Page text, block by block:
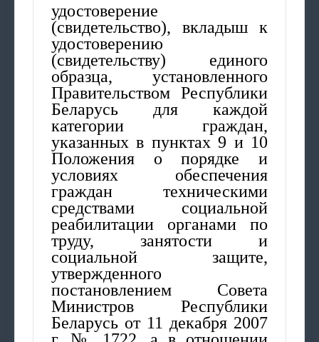
удостоверение
(свидетельство), вкладыш к
удостоверению
(свидетельству) единого
образца, установленного
Правительством Республики
Беларусь для каждой
категории граждан,
указанных в пунктах 9 и 10
Положения о порядке и
условиях обеспечения
граждан техническими
средствами социальной
реабилитации органами по
труду, занятости и
социальной защите,
утвержденного
постановлением Совета
Министров Республики
Беларусь от 11 декабря 2007